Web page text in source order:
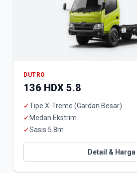
DUTRO
136 HDX 5.8
✓Tipe X-Treme (Gardan Besar)
✓ Medan Ekstrim
✓Sasis 5.8m
Detail & Harga